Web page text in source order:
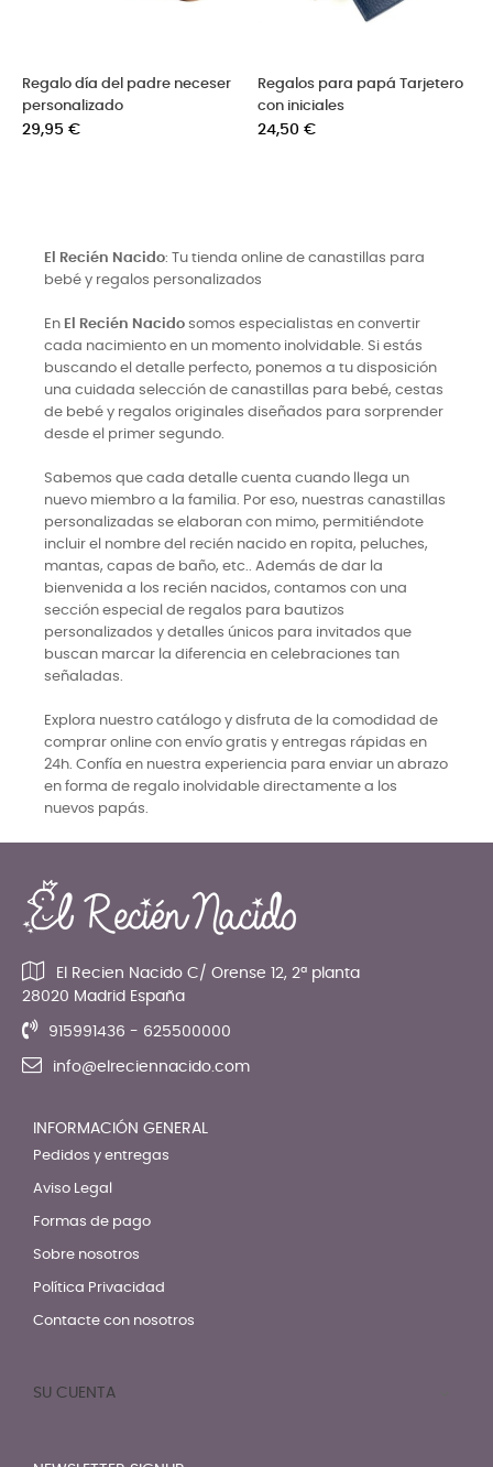
Tarjetero
Llavero personalizado con
mensaje para papá
Detalle divertido
El Recién Nacido: Tu tienda online de canastillas para
bebé y regalos personalizados
En El Recién Nacido somos especialistas en convertir
cada nacimiento en un momento inolvidable. Si estás
buscando el detalle perfecto, ponemos a tu disposición
una cuidada selección de canastillas para bebé, cestas
de bebé y regalos originales diseñados para sorprender
desde el primer segundo.
Sabemos que cada detalle cuenta cuando llega un
nuevo miembro a la familia. Por eso, nuestras canastillas
personalizadas se elaboran con mimo, permitiéndote
incluir el nombre del recién nacido en ropita, peluches,
mantas, capas de baño, etc.. Además de dar la
bienvenida a los recién nacidos, contamos con una
sección especial de regalos para bautizos
personalizados y detalles únicos para invitados que
buscan marcar la diferencia en celebraciones tan
señaladas.
Explora nuestro catálogo y disfruta de la comodidad de
comprar online con envío gratis y entregas rápidas en
24h. Confía en nuestra experiencia para enviar un abrazo
en forma de regalo inolvidable directamente a los
nuevos papás.
El Recien Nacido C/ Orense 12, 2ª planta
28020 Madrid España
915991436 - 625500000
info@elreciennacido.com
INFORMACIÓN GENERAL
Pedidos y entregas
Aviso Legal
Formas de pago
Sobre nosotros
Política Privacidad
Contacte con nosotros
SU CUENTA